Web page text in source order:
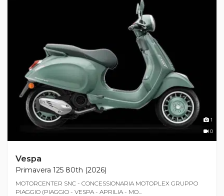
1
0
Vespa
Primavera 125 80th (2026)
MOTORCENTER SNC - CONCESSIONARIA MOTOPLEX GRUPPO
PIAGGIO (PIAGGIO - VESPA - APRILIA - MO...